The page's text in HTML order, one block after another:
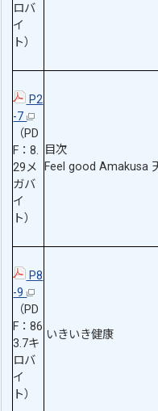
ロバ
イ
ト）
P2
-7
（PD
F：8.
29メ
ガバ
イ
ト）
目次
Feel good Amakusa
P8
-9
（PD
F：86
3.7キ
ロバ
イ
ト）
いきいき健康